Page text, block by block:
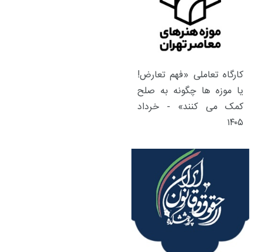
کارگاه تعاملی «فهم تعارض!
یا موزه ها چگونه به صلح
کمک می کنند» - خرداد
۱۴۰۵